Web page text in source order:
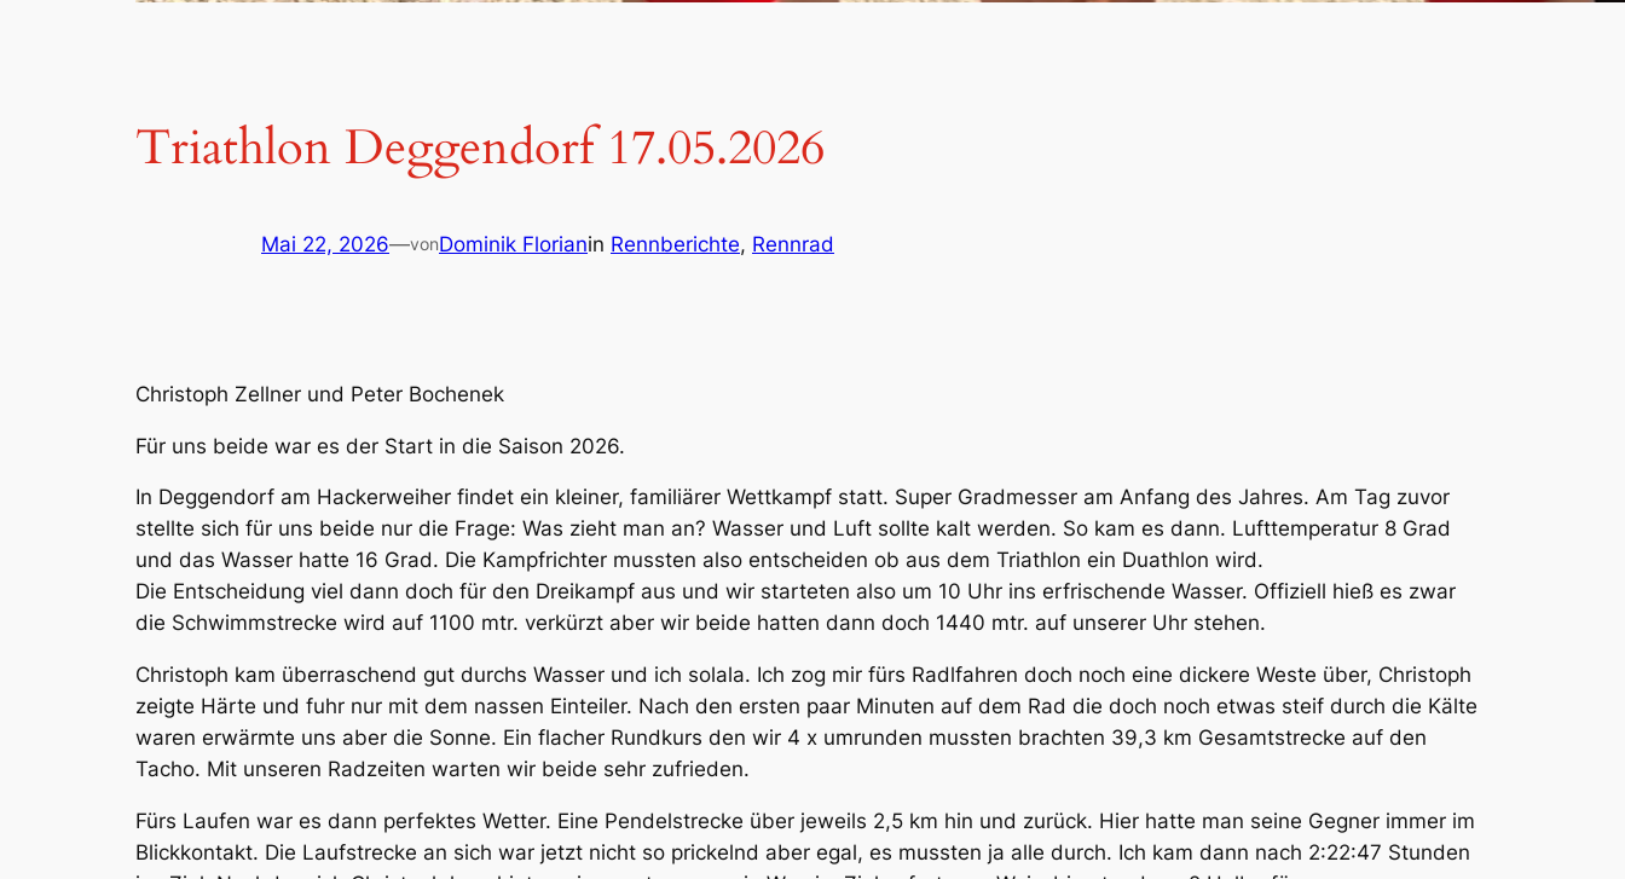
Triathlon Deggendorf 17.05.2026
Mai 22, 2026—vonDominik Florianin Rennberichte, Rennrad
Christoph Zellner und Peter Bochenek
Für uns beide war es der Start in die Saison 2026.
In Deggendorf am Hackerweiher findet ein kleiner, familiärer Wettkampf statt. Super Gradmesser am Anfang des Jahres. Am Tag zuvor
stellte sich für uns beide nur die Frage: Was zieht man an? Wasser und Luft sollte kalt werden. So kam es dann. Lufttemperatur 8 Grad
und das Wasser hatte 16 Grad. Die Kampfrichter mussten also entscheiden ob aus dem Triathlon ein Duathlon wird.
Die Entscheidung viel dann doch für den Dreikampf aus und wir starteten also um 10 Uhr ins erfrischende Wasser. Offiziell hieß es zwar
die Schwimmstrecke wird auf 1100 mtr. verkürzt aber wir beide hatten dann doch 1440 mtr. auf unserer Uhr stehen.
Christoph kam überraschend gut durchs Wasser und ich solala. Ich zog mir fürs Radlfahren doch noch eine dickere Weste über, Christoph
zeigte Härte und fuhr nur mit dem nassen Einteiler. Nach den ersten paar Minuten auf dem Rad die doch noch etwas steif durch die Kälte
waren erwärmte uns aber die Sonne. Ein flacher Rundkurs den wir 4 x umrunden mussten brachten 39,3 km Gesamtstrecke auf den
Tacho. Mit unseren Radzeiten warten wir beide sehr zufrieden.
Fürs Laufen war es dann perfektes Wetter. Eine Pendelstrecke über jeweils 2,5 km hin und zurück. Hier hatte man seine Gegner immer im
Blickkontakt. Die Laufstrecke an sich war jetzt nicht so prickelnd aber egal, es mussten ja alle durch. Ich kam dann nach 2:22:47 Stunden